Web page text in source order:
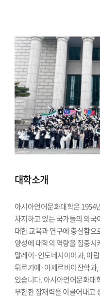
대학소개
아시아언어문화대학은 1954
차지하고 있는 국가들의 외
대한 교육과 연구에 충실함
양성에 대학의 역량을 집중
말레이·인도네시아어과, 아
튀르키예·아제르바이잔학과
있습니다. 아시아언어문화대
무한한 잠재력을 이끌어내고